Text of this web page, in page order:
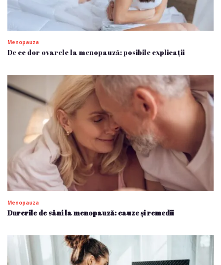
Menopauza
De ce dor ovarele la menopauză: posibile explicații
Menopauza
Durerile de sâni la menopauză: cauze și remedii